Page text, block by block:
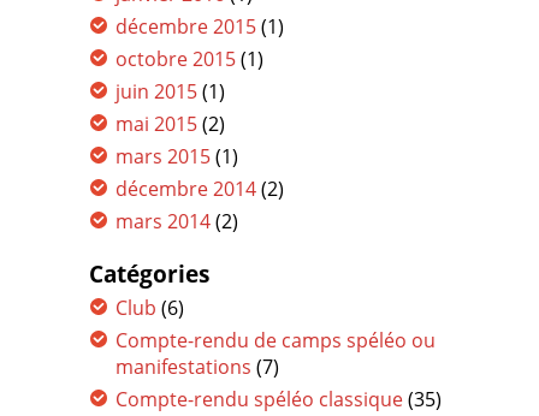
décembre 2015(1)
octobre 2015(1)
juin 2015(1)
mai 2015(2)
mars 2015(1)
décembre 2014(2)
mars 2014(2)
Catégories
Club (6)
Compte-rendu de camps spéléo ou
manifestations (7)
Compte-rendu spéléo classique(35)